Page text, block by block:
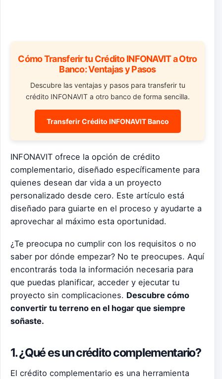
Cómo Transferir tu Crédito INFONAVIT a Otro
Banco: Ventajas y Pasos
Descubre las ventajas y pasos para transferir tu
crédito INFONAVIT a otro banco de forma sencilla.
Transferir Crédito INFONAVIT Banco
INFONAVIT ofrece la opción de crédito
complementario, diseñado específicamente para
quienes desean dar vida a un proyecto
personalizado desde cero. Este artículo está
diseñado para guiarte en el proceso y ayudarte a
aprovechar al máximo esta oportunidad.
¿Te preocupa no cumplir con los requisitos o no
saber por dónde empezar? No te preocupes. Aquí
encontrarás toda la información necesaria para
que puedas planificar, acceder y ejecutar tu
proyecto sin complicaciones. Descubre cómo
convertir tu terreno en el hogar que siempre
soñaste.
1. ¿Qué es un crédito complementario?
El crédito complementario es una herramienta